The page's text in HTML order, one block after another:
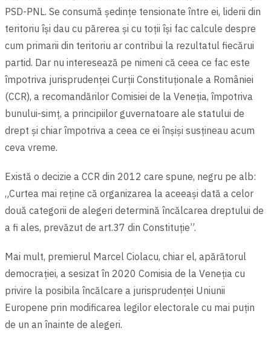
PSD-PNL. Se consumă ședințe tensionate între ei, liderii din
teritoriu își dau cu părerea și cu toții își fac calcule despre
cum primarii din teritoriu ar contribui la rezultatul fiecărui
partid. Dar nu interesează pe nimeni că ceea ce fac este
împotriva jurisprudenței Curții Constituționale a României
(CCR), a recomandărilor Comisiei de la Veneția, împotriva
bunului-simț, a principiilor guvernatoare ale statului de
drept şi chiar împotriva a ceea ce ei înşişi susțineau acum
ceva vreme.
Există o decizie a CCR din 2012 care spune, negru pe alb:
„Curtea mai reţine că organizarea la aceeaşi dată a celor
două categorii de alegeri determină încălcarea dreptului de
a fi ales, prevăzut de art.37 din Constituţie”.
Mai mult, premierul Marcel Ciolacu, chiar el, apărătorul
democrației, a sesizat în 2020 Comisia de la Veneția cu
privire la posibila încălcare a jurisprudenței Uniunii
Europene prin modificarea legilor electorale cu mai puțin
de un an înainte de alegeri.